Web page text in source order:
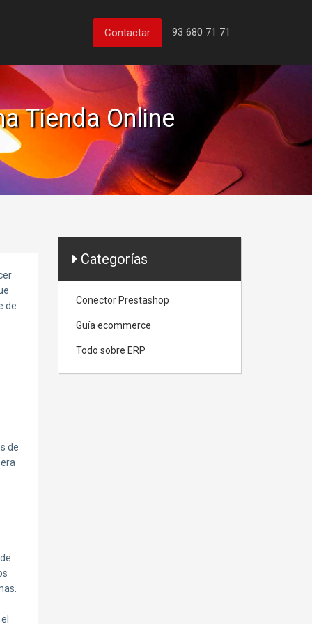
Contactar 93 680 71 71
Tienda Online
de
de
Categorías
Conector Prestashop
Guía ecommerce
Todo sobre ERP